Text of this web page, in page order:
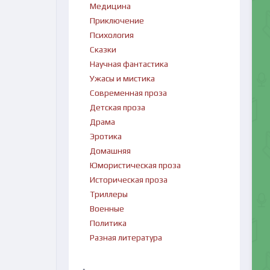
Медицина
Приключение
Психология
Сказки
Научная фантастика
Ужасы и мистика
Современная проза
Детская проза
Драма
Эротика
Домашняя
Юмористическая проза
Историческая проза
Триллеры
Военные
Политика
Разная литература